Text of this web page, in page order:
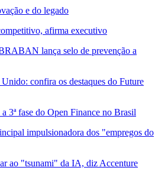
e do legado
afirma executivo
lança selo de prevenção a
confira os destaques do Future
3ª fase do Open Finance no Brasil
impulsionadora dos "empregos do
ao "tsunami" da IA, diz Accenture